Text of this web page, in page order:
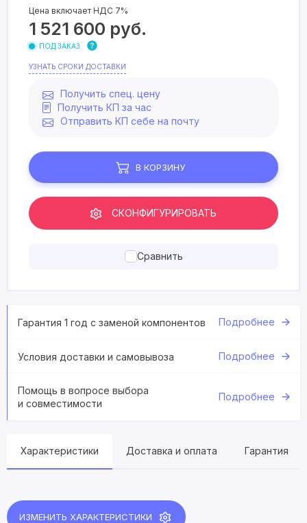
Цена включает НДС 7%
1 521 600 руб.
ПОД ЗАКАЗ
УЗНАТЬ СРОКИ ДОСТАВКИ
Получить спец. цену
Получить КП за час
Отправить КП себе на почту
В КОРЗИНУ
СКОНФИГУРИРОВАТЬ
Сравнить
Гарантия 1 год с заменой компонентов Подробнее
Условия доставки и самовывоза Подробнее
Помощь в вопросе выбора
и совместимости
Подробнее
Характеристики Доставка и оплата Гарантия
ИЗМЕНИТЬ ХАРАКТЕРИСТИКИ